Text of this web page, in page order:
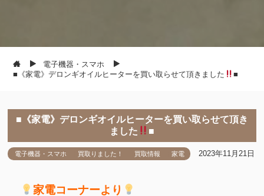
電子機器・スマホ
■《家電》デロンギオイルヒーターを買い取らせて頂きました
■
■《家電》デロンギオイルヒーターを買い取らせて頂き
ました
■
電子機器・スマホ 買取りました！ 買取情報 家電 2023年11月21日
家電コーナーより